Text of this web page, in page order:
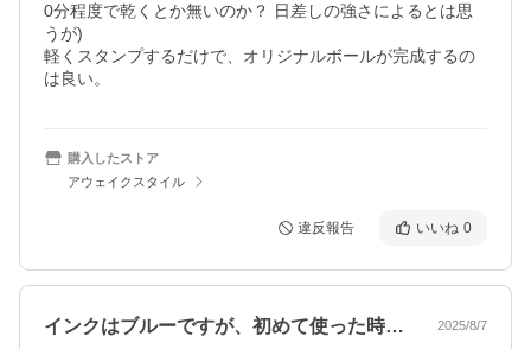
0分程度で乾くとか無いのか？ 日差しの強さによるとは思
うが)
軽くスタンプするだけで、オリジナルボールが完成するの
は良い。
購入したストア
アウェイクスタイル
違反報告 いいね 0
インクはブルーですが、初めて使った時に… 2025/8/7